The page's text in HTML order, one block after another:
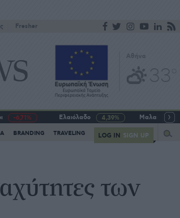
Fresher
-6,71% Ελαιόλαδο 4,39% Μαλακό σιτάρι
BRANDING TRAVELING LOG IN SIGN UP
των